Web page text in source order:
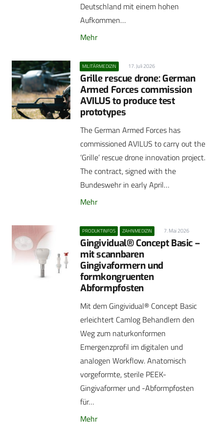
Deutschland mit einem hohen
Aufkommen…
Mehr
MILITÄRMEDIZIN 17. Juli 2026
Grille rescue drone: German
Armed Forces commission
AVILUS to produce test
prototypes
The German Armed Forces has
commissioned AVILUS to carry out the
‘Grille’ rescue drone innovation project.
The contract, signed with the
Bundeswehr in early April…
Mehr
PRODUKTINFOS ZAHNMEDIZIN 7. Mai 2026
Gingividual® Concept Basic –
mit scannbaren
Gingivaformern und
formkongruenten
Abformpfosten
Mit dem Gingividual® Concept Basic
erleichtert Camlog Behandlern den
Weg zum naturkonformen
Emergenzprofil im digitalen und
analogen Workflow. Anatomisch
vorgeformte, sterile PEEK-
Gingivaformer und -Abformpfosten
für…
Mehr